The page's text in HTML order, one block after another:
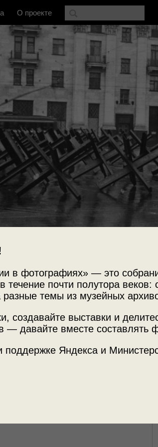
в фотографиях» — это
течение почти полутора
темы из музейных
создавайте выставки и
давайте вместе составлять
поддержке Яндекса и
О проекте
Большой